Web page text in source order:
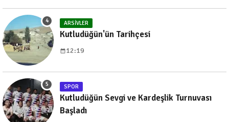
ARSIVLER
Kutludüğün'ün Tarihçesi
12:19
SPOR
Kutludüğün Sevgi ve Kardeşlik Turnuvası
Başladı